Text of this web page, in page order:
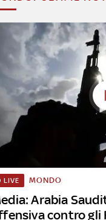
Arabia
contro gli
LIVE MONDO